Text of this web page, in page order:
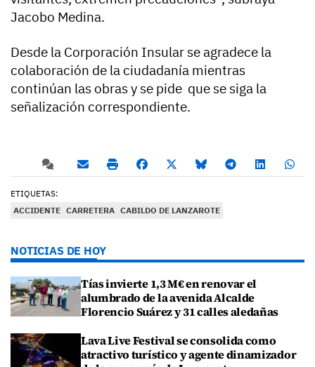
Jacobo Medina.
Desde la Corporación Insular se agradece la
colaboración de la ciudadanía mientras
continúan las obras y se pide que se siga la
señalización correspondiente.
ETIQUETAS:
ACCIDENTE CARRETERA CABILDO DE LANZAROTE
NOTICIAS DE HOY
Tías invierte 1,3 M€ en renovar el
alumbrado de la avenida Alcalde
Florencio Suárez y 31 calles aledañas
Lava Live Festival se consolida como
atractivo turístico y agente dinamizador